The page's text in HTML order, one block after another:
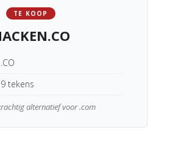
TE KOOP
.CO
9 tekens
alternatief voor .com